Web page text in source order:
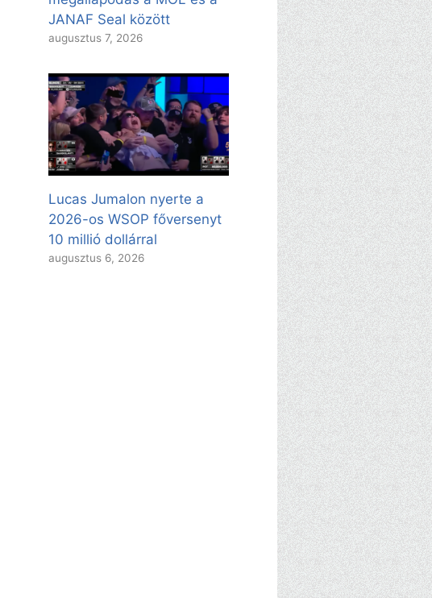
JANAF Seal között
augusztus 7, 2026
Lucas Jumalon nyerte a
2026-os WSOP főversenyt
10 millió dollárral
augusztus 6, 2026